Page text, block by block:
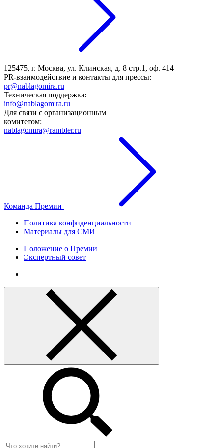
125475, г. Москва, ул. Клинская, д. 8 стр.1, оф. 414
PR-взаимодействие и контакты для прессы:
pr@nablagomira.ru
Техническая поддержка:
info@nablagomira.ru
Для связи с организационным
комитетом:
nablagomira@rambler.ru
Команда Премии
Политика конфиденциальности
Материалы для СМИ
Положение о Премии
Экспертный совет